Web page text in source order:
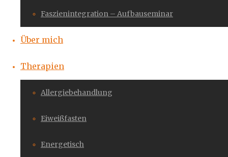
Faszienintegration – Aufbauseminar
Über mich
Therapien
Allergiebehandlung
Eiweißfasten
Energetisch